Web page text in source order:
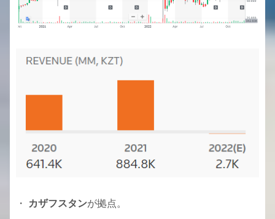
・ カザフスタンが拠点。